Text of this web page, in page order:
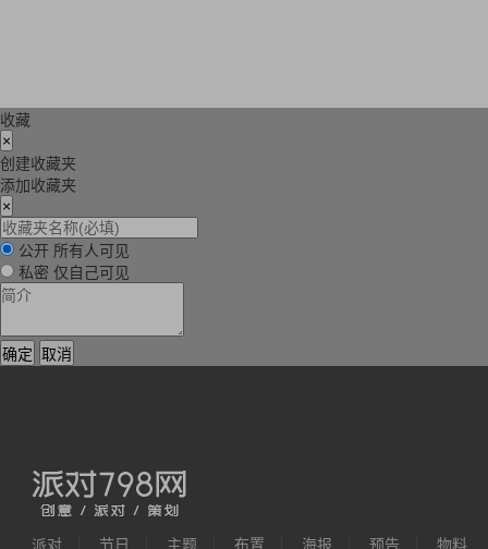
收藏
×
创建收藏夹
添加收藏夹
×
公开 所有人可见
私密 仅自己可见
确定 取消
派对 节日 主题 布置 海报 预告
物料